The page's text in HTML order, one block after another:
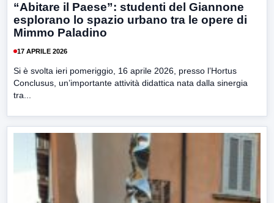
“Abitare il Paese”: studenti del Giannone
esplorano lo spazio urbano tra le opere di
Mimmo Paladino
17 APRILE 2026
Si è svolta ieri pomeriggio, 16 aprile 2026, presso l’Hortus
Conclusus, un’importante attività didattica nata dalla sinergia
tra...